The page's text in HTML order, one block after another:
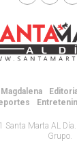
Magdalena
Marta AL
Grupo.